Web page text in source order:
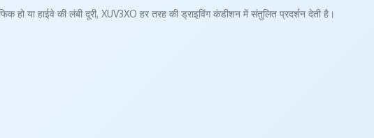
या हाईवे की लंबी दूरी, XUV3XO हर तरह की ड्राइविंग कंडीशन में संतुलित प्रदर्शन देती है।